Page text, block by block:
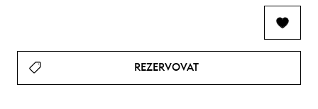
REZERVOVAT